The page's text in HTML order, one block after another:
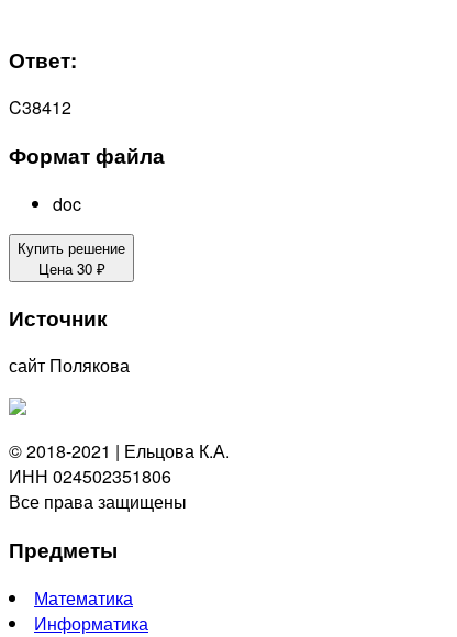
Ответ:
C38412
Формат файла
doc
Купить решение
Цена 30 ₽
Источник
сайт Полякова
© 2018-2021 | Ельцова К.А.
ИНН 024502351806
Все права защищены
Предметы
Математика
Информатика